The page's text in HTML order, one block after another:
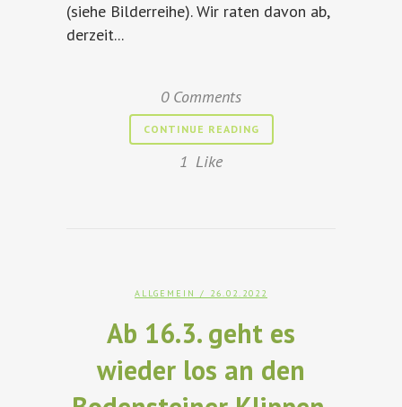
(siehe Bilderreihe). Wir raten davon ab,
derzeit...
0 Comments
CONTINUE READING
1 Like
ALLGEMEIN / 26.02.2022
Ab 16.3. geht es
wieder los an den